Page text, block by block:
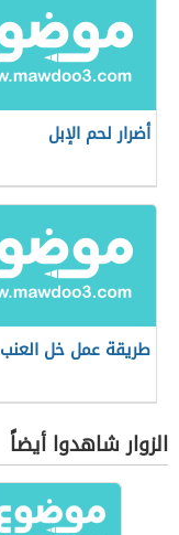
أضرار لحم الإبل
طريقة عمل خل العنب
الزوار شاهدوا أيضاً